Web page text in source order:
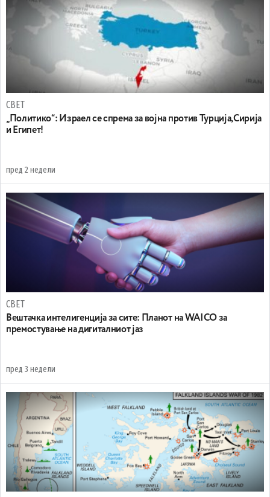
СВЕТ
„Политико“: Израел се спрема за војна против Турција,Сирија
и Египет!
пред 2 недели
СВЕТ
Вештачка интелигенција за сите: Планот на WAICO за
премостување на дигиталниот јаз
пред 3 недели